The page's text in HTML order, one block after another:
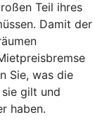
Teil ihres
Damit der
Sie, was die
gilt und
haben.